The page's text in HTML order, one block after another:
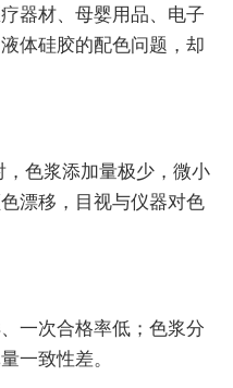
器材、母婴用品、电子
体硅胶的配色问题，却
色浆添加量极少，微小
漂移，目视与仪器对色
一次合格率低；色浆分
一致性差。